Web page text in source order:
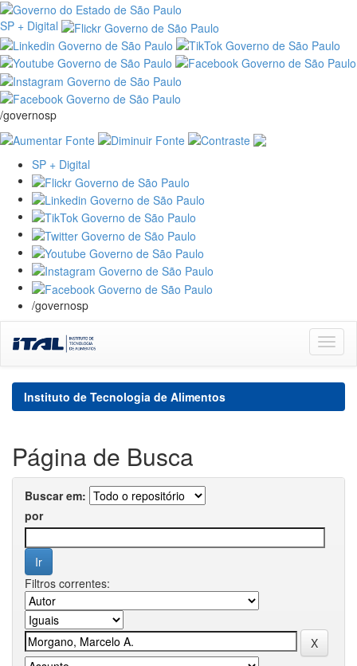
SP + Digital
/governosp
SP + Digital
/governosp
navigation
Instituto de Tecnologia de Alimentos
Página de Busca
Buscar em:
por
Filtros correntes: